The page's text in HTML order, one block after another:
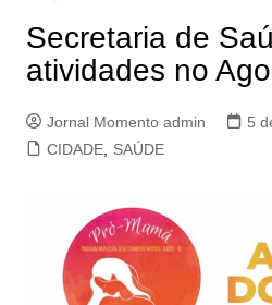
Secretaria de
atividades no
Jornal Momento admin
5
CIDADE, SAÚDE